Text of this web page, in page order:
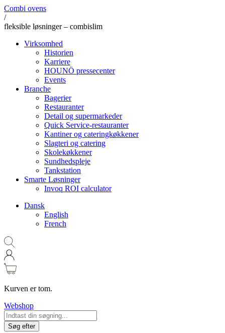
Combi ovens
/
fleksible løsninger – combislim
Virksomhed
Historien
Karriere
HOUNÖ pressecenter
Events
Branche
Bagerier
Restauranter
Detail og supermarkeder
Quick Service-restauranter
Kantiner og cateringkøkkener
Slagteri og catering
Skolekøkkener
Sundhedspleje
Tankstation
Smarte Løsninger
Invoq ROI calculator
Dansk
English
French
Kurven er tom.
Webshop
Søg efter